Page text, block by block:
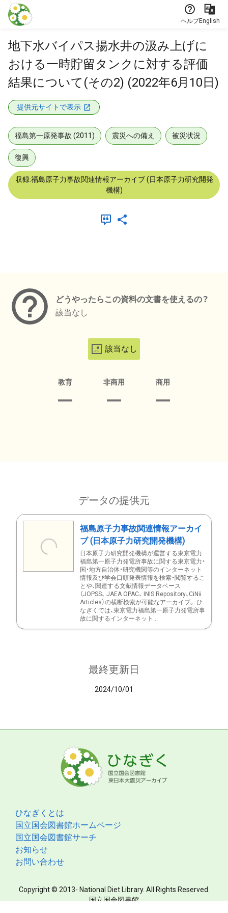
本文に飛ぶ
ヘルプEnglish
地下水バイパス揚水井の汲み上げに
おける一時貯留タンクに対する評価
結果について(その2) (2022年6月10日)
提供元サイトで表示
福島第一原発事故 (2011) 震災への備え 被災状況
復興
収録:福島原子力事故関連情報アーカイブ (日本原子力研究開発
機構)
どうやったらこの資料の文書を使えるの？
該当なし
該当なし
教育 非商用 商用
データの提供元
福島原子力事故関連情報アーカイ
ブ (日本原子力研究開発機構)
日本原子力研究開発機構が運営する東京電力
福島第一原子力発電所事故に関する東京電力・
国・地方自治体・研究機関等のインターネット
情報及び学会口頭発表情報を検索・閲覧するこ
とや、関連する文献情報データベース
（JOPSS、 JAEA OPAC、 INIS Repository、CiNii
Articles）の横断検索が可能なアーカイブ。 ひ
なぎくでは、東京電力福島第一原子力発電所事
故に関するインターネット...
最終更新日
2024/10/01
ひなぎくとは
国立国会図書館ホームページ
国立国会図書館サーチ
お知らせ
お問い合わせ
Copyright © 2013- National Diet Library. All Rights Reserved.